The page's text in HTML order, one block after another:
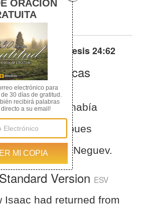
the South.
de Genesis 24:62
de las Américas
BLA
24:62 Isaac había
Beer-lajai-roi, pues
en la tierra del Neguev.
Version ESV
Isaac had returned from